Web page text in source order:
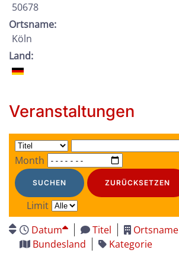
50678
Ortsname:
Köln
Land:
Veranstaltungen
Month
SUCHEN ZURÜCKSETZEN
Limit
Datum
Titel
Ortsname
Bundesland
Kategorie